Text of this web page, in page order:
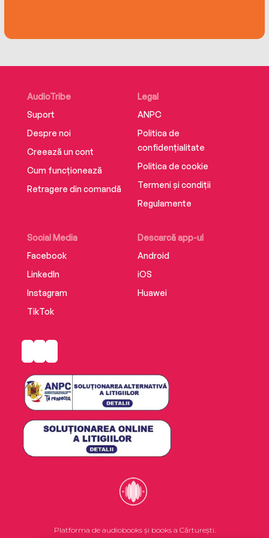
AudioTribe
Suport
Despre noi
Creează un cont
Cum funcționează
Retragere din comandă
Social Media
Facebook
LinkedIn
Instagram
TikTok
Descarcă app-ul
Android
iOS
Huawei
Legal
ANPC
Politica de
confidențialitate
Politica de cookie
Termeni și condiții
Regulamente
Platforma de audiobooks și books a Cărturești.